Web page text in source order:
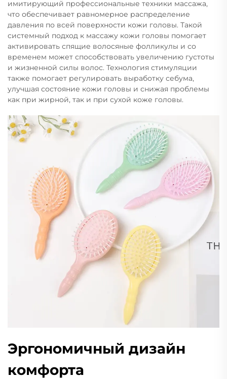
имитирующий профессиональные техники массажа,
что обеспечивает равномерное распределение
давления по всей поверхности кожи головы. Такой
системный подход к массажу кожи головы помогает
активировать спящие волосяные фолликулы и со
временем может способствовать увеличению густоты
и жизненной силы волос. Технология стимуляции
также помогает регулировать выработку себума,
улучшая состояние кожи головы и снижая проблемы
как при жирной, так и при сухой коже головы.
Эргономичный дизайн
комфорта